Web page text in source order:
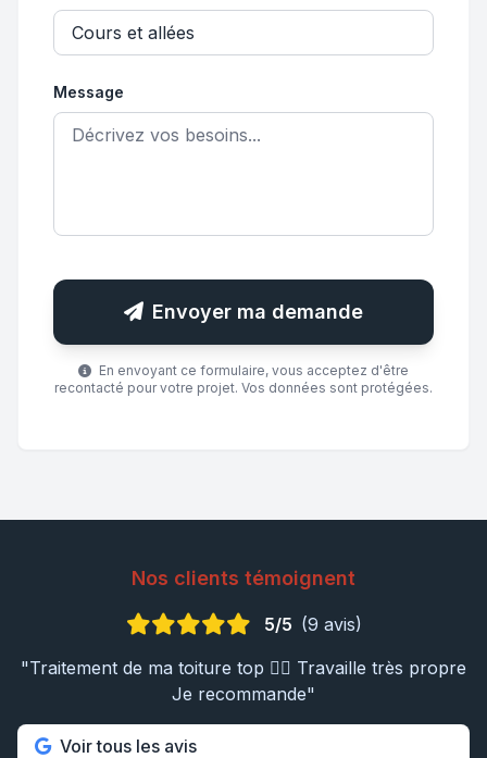
Message
Envoyer ma demande
En envoyant ce formulaire, vous acceptez d'être
recontacté pour votre projet. Vos données sont protégées.
Nos clients témoignent
5/5 (9 avis)
"Traitement de ma toiture top 👍🏼 Travaille très propre
Je recommande"
Voir tous les avis